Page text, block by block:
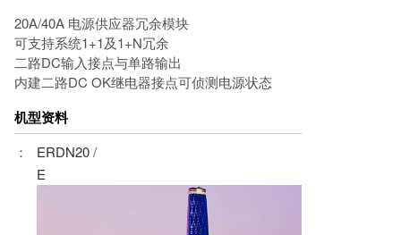
20A/40A 电源供应器冗余模块
可支持系统1+1及1+N冗余
二路DC输入接点与单路输出
内建二路DC OK继电器接点可侦测电源状态
机型资料
： ERDN20/
E